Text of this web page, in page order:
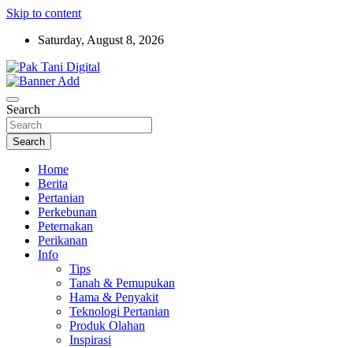
Skip to content
Saturday, August 8, 2026
Pak Tani Digital
Search
Search
Home
Berita
Pertanian
Perkebunan
Peternakan
Perikanan
Info
Tips
Tanah & Pemupukan
Hama & Penyakit
Teknologi Pertanian
Produk Olahan
Inspirasi